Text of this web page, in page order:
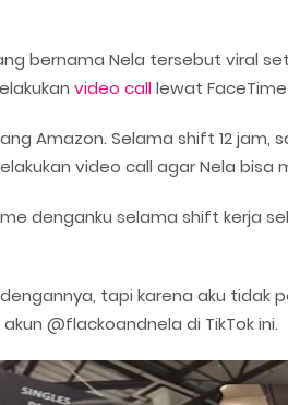
bernama Nela tersebut viral
video call lewat
Amazon. Selama shift 12 jam,
video call agar Nela bisa
denganku selama shift kerja
tapi karena aku tidak
@flackoandnela di TikTok ini.